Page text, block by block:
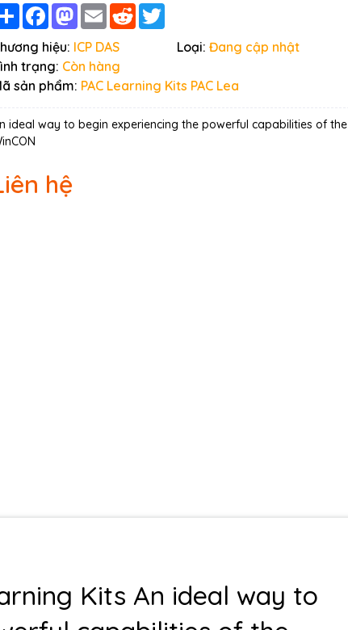
Share FacebookMastodon
Email Reddit
hiệu: ICP DAS Loại: Đang cập nhật
trạng: Còn hàng
sản phẩm: PAC Learning Kits PAC Lea
ideal way to begin experiencing the powerful capabilities of the
hệ
Kits An ideal way to